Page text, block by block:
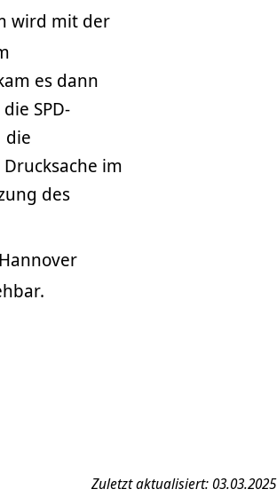
wird mit der
es dann
SPD-
die
im
des
Zuletzt aktualisiert: 03.03.2025